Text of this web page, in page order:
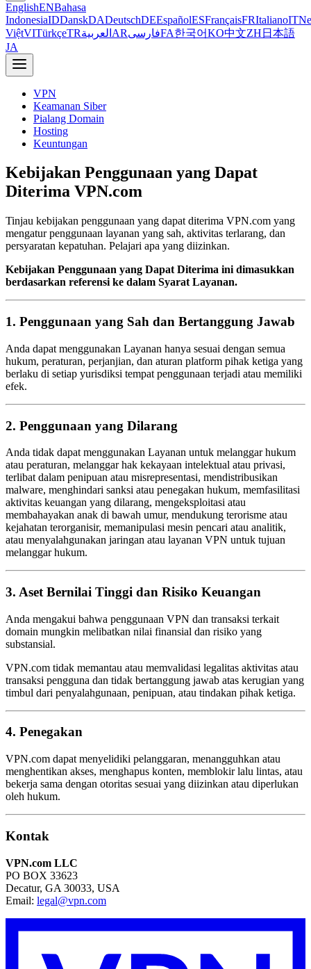
EnglishENBahasa
IndonesiaIDDanskDADeutschDEEspañolESFrançaisFRItalianoIT
ViệtVITürkçeTRالعربية ARفارسیFA한국어KO中文ZH 日本語
JA
VPN
Keamanan Siber
Pialang Domain
Hosting
Keuntungan
Kebijakan Penggunaan yang Dapat
Diterima VPN.com
Tinjau kebijakan penggunaan yang dapat diterima VPN.com yang
mengatur penggunaan layanan yang sah, aktivitas terlarang, dan
persyaratan kepatuhan. Pelajari apa yang diizinkan.
Kebijakan Penggunaan yang Dapat Diterima ini dimasukkan
berdasarkan referensi ke dalam Syarat Layanan.
1. Penggunaan yang Sah dan Bertanggung Jawab
Anda dapat menggunakan Layanan hanya sesuai dengan semua
hukum, peraturan, perjanjian, dan aturan platform pihak ketiga yang
berlaku di setiap yurisdiksi tempat penggunaan terjadi atau memiliki
efek.
2. Penggunaan yang Dilarang
Anda tidak dapat menggunakan Layanan untuk melanggar hukum
atau peraturan, melanggar hak kekayaan intelektual atau privasi,
terlibat dalam penipuan atau misrepresentasi, mendistribusikan
malware, menghindari sanksi atau penegakan hukum, memfasilitasi
aktivitas keuangan yang dilarang, mengeksploitasi atau
membahayakan anak di bawah umur, mendukung terorisme atau
kejahatan terorganisir, memanipulasi mesin pencari atau analitik,
atau menyalahgunakan jaringan atau layanan VPN untuk tujuan
melanggar hukum.
3. Aset Bernilai Tinggi dan Risiko Keuangan
Anda mengakui bahwa penggunaan VPN dan transaksi terkait
domain mungkin melibatkan nilai finansial dan risiko yang
substansial.
VPN.com tidak memantau atau memvalidasi legalitas aktivitas atau
transaksi pengguna dan tidak bertanggung jawab atas kerugian yang
timbul dari penyalahgunaan, penipuan, atau tindakan pihak ketiga.
4. Penegakan
VPN.com dapat menyelidiki pelanggaran, menangguhkan atau
menghentikan akses, menghapus konten, memblokir lalu lintas, atau
bekerja sama dengan otoritas sesuai yang diizinkan atau diperlukan
oleh hukum.
Kontak
VPN.com LLC
PO BOX 33623
Decatur, GA 30033, USA
Email: legal@vpn.com